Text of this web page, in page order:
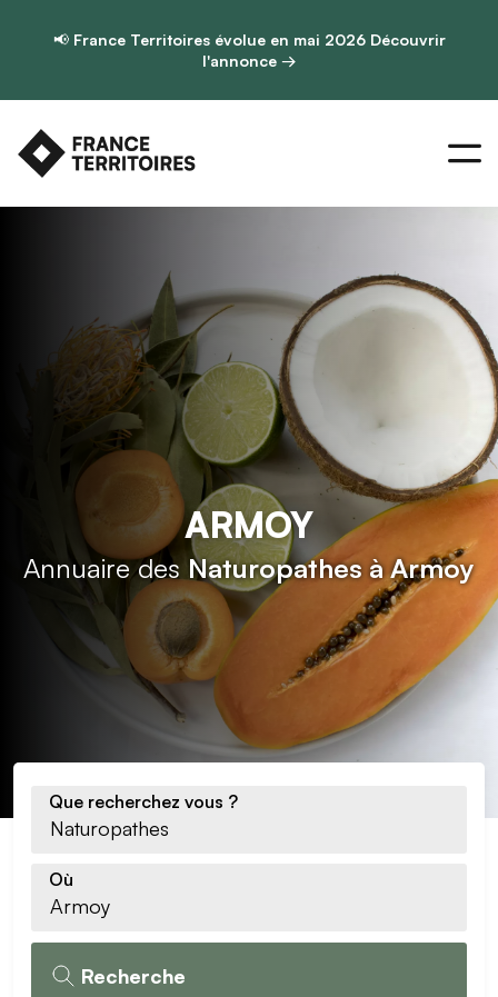
📢 France Territoires évolue en mai 2026 Découvrir
l'annonce →
ARMOY
Annuaire des Naturopathes à Armoy
Que recherchez vous ?
Où
Recherche